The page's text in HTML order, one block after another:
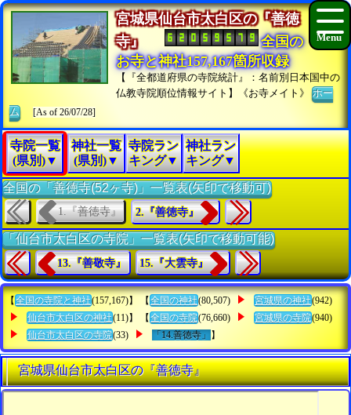
宮城県仙台市太白区の『善徳
寺』
全国の
お寺と神社157,167箇所収録
【『全都道府県の寺院統計』：名前別日本国中の
仏教寺院順位情報サイト】《お寺メイト》ホー
ム
[As of 26/07/28]
寺院一覧
(県別)▼
神社一覧
(県別)▼
寺院ラン
キング▼
神社ラン
キング▼
全国の「善徳寺(52ヶ寺)」一覧表(矢印で移動可)
1.『善徳寺』 2.『善徳寺』
「仙台市太白区の寺院」一覧表(矢印で移動可能)
13.『善敬寺』 15.『大雲寺』
【 全国の寺院と神社(157,167)】 【 全国の神社(80,507) 宮城県の神社(942)
仙台市太白区の神社(11)】 【 全国の寺院(76,660) 宮城県の寺院(940)
仙台市太白区の寺院(33) 「14.善徳寺」 】
宮城県仙台市太白区の『善徳寺』